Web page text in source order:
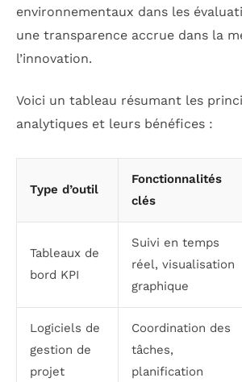
environnementaux dans les
une transparence accrue dans la
l’innovation.
Voici un tableau résumant les
analytiques et leurs bénéfices :
Type d’outil
Fonctionnalités
clés
Tableaux de
bord KPI
Suivi en temps
réel, visualisation
graphique
Logiciels de
gestion de
projet
Coordination des
tâches,
planification